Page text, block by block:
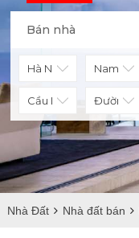
Bán nhà
Nhà Đất Nhà đất bán